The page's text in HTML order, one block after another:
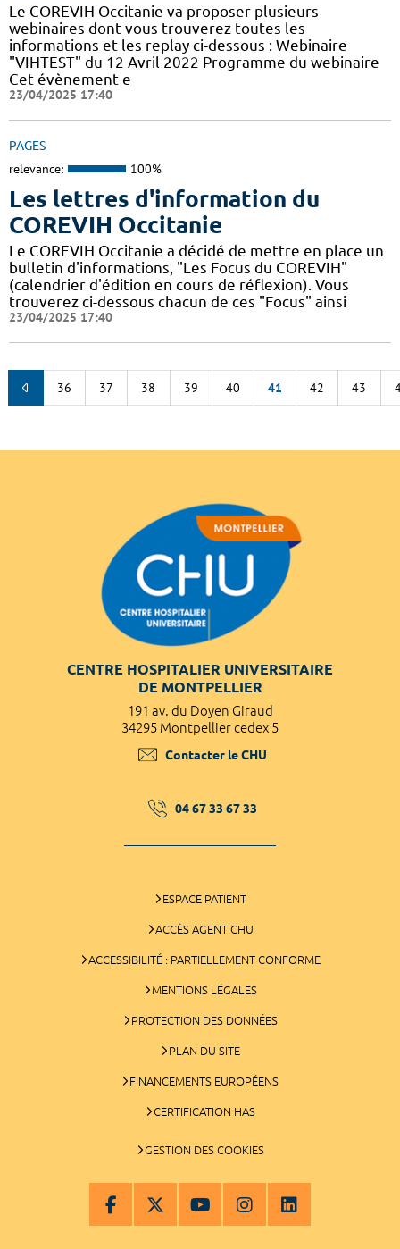
Le COREVIH Occitanie va proposer plusieurs
webinaires dont vous trouverez toutes les
informations et les replay ci-dessous : Webinaire
"VIHTEST" du 12 Avril 2022 Programme du webinaire
Cet évènement e
23/04/2025 17:40
PAGES
relevance: 100%
Les lettres d'information du
COREVIH Occitanie
Le COREVIH Occitanie a décidé de mettre en place un
bulletin d'informations, "Les Focus du COREVIH"
(calendrier d'édition en cours de réflexion). Vous
trouverez ci-dessous chacun de ces "Focus" ainsi
23/04/2025 17:40
36 37 38 39 40 41 42 43
CENTRE HOSPITALIER UNIVERSITAIRE
DE MONTPELLIER
191 av. du Doyen Giraud
34295 Montpellier cedex 5
Contacter le CHU
04 67 33 67 33
ESPACE PATIENT
ACCÈS AGENT CHU
ACCESSIBILITÉ : PARTIELLEMENT CONFORME
MENTIONS LÉGALES
PROTECTION DES DONNÉES
PLAN DU SITE
FINANCEMENTS EUROPÉENS
CERTIFICATION HAS
GESTION DES COOKIES